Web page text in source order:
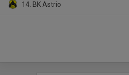
14. BK Astrio